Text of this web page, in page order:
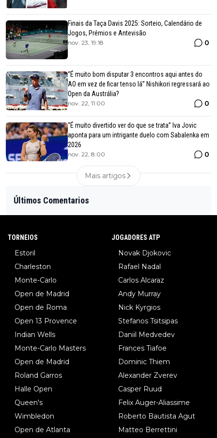
Finais da Taça Davis 2025: Sorteio, Calendário de
Jogos, Prémios e Antevisão
nov. 23, 19:18 0
“É muito bom disputar 3 encontros aqui antes do
AO em vez de ficar tenso lá” Nishikori regressará ao
Open da Austrália?
nov. 22, 11:00 0
“É muito divertido ver do que se trata” Iva Jovic
aponta para um intrigante duelo com Sabalenka em
2026
nov. 22, 8:00 0
Mais artigos
Últimos Comentarios
TORNEIOS
Estoril
Charleston
Monte-Carlo
Open de Madrid
Open de Roma
Open 13 Provence
Indian Wells
Monte-Carlo Masters
Open de Madrid
Roland Garros
Halle Open
Queen's
Wimbledon
Open de Atlanta
JOGADORES ATP
Novak Djokovic
Rafael Nadal
Carlos Alcaraz
Andy Murray
Nick Kyrgios
Stefanos Tsitsipas
Daniil Medvedev
Frances Tiafoe
Dominic Thiem
Alexander Zverev
Casper Ruud
Felix Auger-Aliassime
Roberto Bautista Agut
Matteo Berrettini